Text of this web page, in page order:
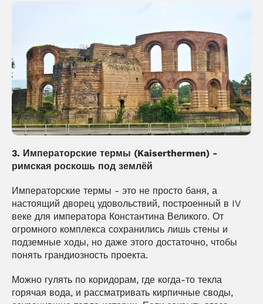
3. Императорские термы (Kaiserthermen) -
римская роскошь под землёй
Императорские термы - это не просто баня, а
настоящий дворец удовольствий, построенный в IV
веке для императора Константина Великого. От
огромного комплекса сохранились лишь стены и
подземные ходы, но даже этого достаточно, чтобы
понять грандиозность проекта.
Можно гулять по коридорам, где когда-то текла
горячая вода, и рассматривать кирпичные своды,